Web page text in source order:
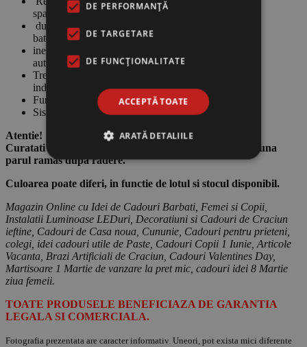
spalata;
durata incarcare 2 ore, afisaj pentru nivelul
bateriei;
inel dublu si lame ultra-subtiri cu ascutire
automata;
Trei capete de ras rotative
individual;
Functie de blocare pentru transport;
Sistem inteligent antiblocare in timpul tunderii.
Atentie!
Curatati cu o laveta usor umeda si indepartati intotdeauna
parul ramas dupa radere.
Culoarea poate diferi, in functie de lotul si stocul disponibil.
Magazin Online cu Idei de Cadouri Barbati, Femei si Copii,
Instalatii Luminoase LEDuri, Decoratiuni si Cadouri de Craciun
ieftine, Cadouri de Casa noua, Cununie, Cadouri pentru prieteni,
colegi, idei cadouri utile de Paste, Cadouri Copii 1 Iunie, Articole
Vacanta, Brazi Artificiali de Craciun, Cadouri Valentines Day,
Martisoare 1 Martie de vanzare la pret mic, cadouri idei 8 Martie
ziua femeii.
TOATE PRODUSELE BENEFICIAZA DE GARANTIA
LEGALA SI COMERCIALA.
Fotografia prezentata are caracter informativ. Uneori, pot exista mici diferente
DE PERFORMANȚĂ
DE TARGETARE
DE FUNCŢIONALITATE
ACCEPTĂ TOATE
ARATĂ DETALIILE